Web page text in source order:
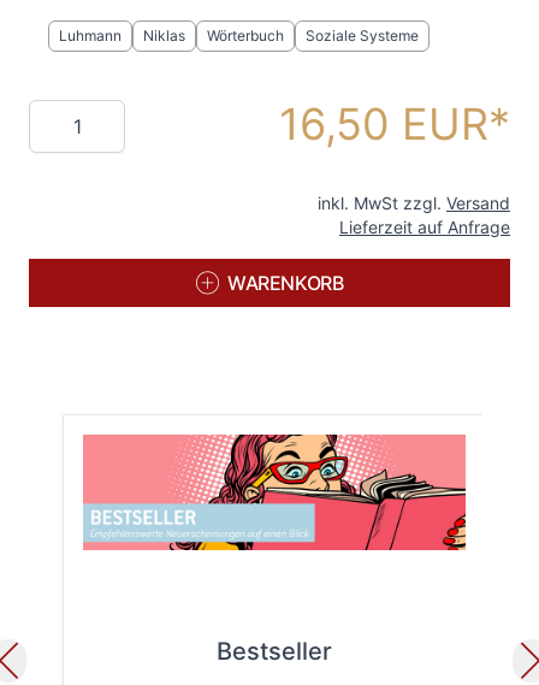
Luhmann Niklas Wörterbuch Soziale Systeme
Menge 16,50 EUR
inkl. MwSt zzgl. Versand
Lieferzeit auf Anfrage
WARENKORB
Bestseller